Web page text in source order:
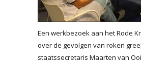
Een werkbezoek aan het Rode
over de gevolgen van roken
staatssecretaris Maarten van